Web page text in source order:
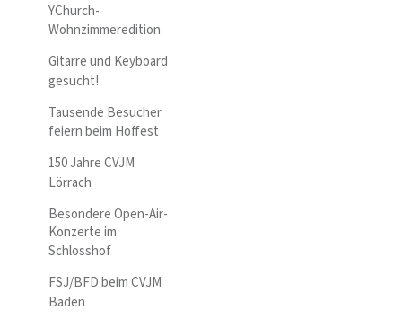
YChurch-
Wohnzimmeredition
Gitarre und Keyboard
gesucht!
Tausende Besucher
feiern beim Hoffest
150 Jahre CVJM
Lörrach
Besondere Open-Air-
Konzerte im
Schlosshof
FSJ/BFD beim CVJM
Baden